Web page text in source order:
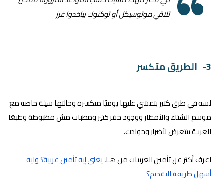
تلاقي موتوسيكل أو توكتوك بياخدوا غرز
3- الطريق متكسر
لسه في طرق كتير بتمشي عليها يوميًا متكسرة وحالتها سيئة خاصة مع
موسم الشتاء والأمطار ووجود حفر كتير ومطبات مش مظبوطة وطبعًا
العربية بتتعرض لأضرار وحوادث.
اعرف أكتر عن تأمين العربيات من هنا،يعني إيه تأمين عربية؟ وايه
أسهل طريقة للتقديم؟